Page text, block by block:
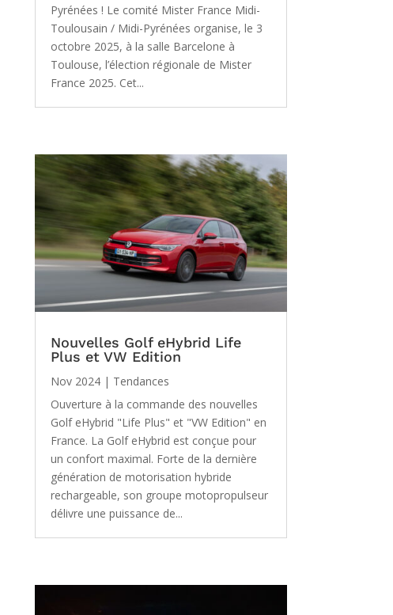
Pyrénées ! Le comité Mister France Midi-
Toulousain / Midi-Pyrénées organise, le 3
octobre 2025, à la salle Barcelone à
Toulouse, l’élection régionale de Mister
France 2025. Cet...
Nouvelles Golf eHybrid Life
Plus et VW Edition
Nov 2024| Tendances
Ouverture à la commande des nouvelles
Golf eHybrid "Life Plus" et "VW Edition" en
France. La Golf eHybrid est conçue pour
un confort maximal. Forte de la dernière
génération de motorisation hybride
rechargeable, son groupe motopropulseur
délivre une puissance de...